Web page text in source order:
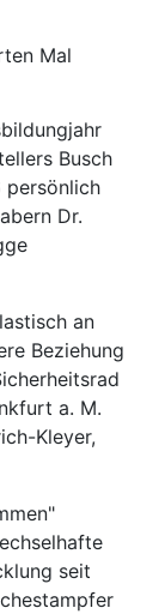
Mal
Busch
persönlich
Dr.
an
Beziehung
a. M.
Kleyer,
seit